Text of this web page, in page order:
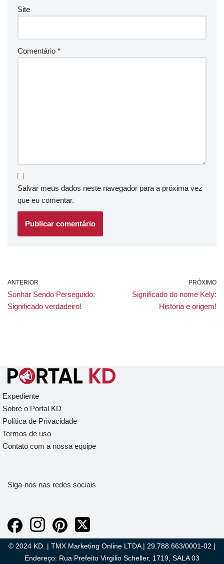
Site
Comentário *
Salvar meus dados neste navegador para a próxima vez
que eu comentar.
ANTERIOR
Sonhar Sendo Perseguido:
Significado verdadeiro!
PRÓXIMO
Significado do nome Kely:
História e origem!
Expediente
Sobre o Portal KD
Política de Privacidade
Termos de uso
Contato com a nossa equipe
Siga-nos nas redes sociais
© 2024 KD. | TMX Marketing Online LTDA | 29.788.663/0001-02 |
Endereço: Rua Prefeito Virgilio Scheller, 1719, SALA 03